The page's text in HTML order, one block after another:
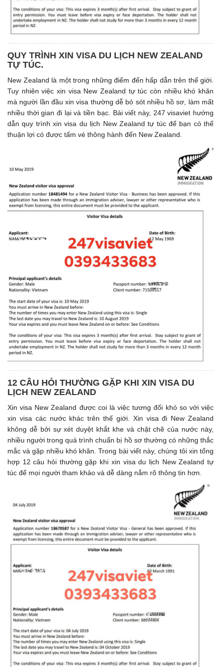
QUY TRÌNH XIN VISA DU LỊCH NEW ZEALAND
TỰ TÚC.
New Zealand là một trong những điểm đến hấp dẫn trên thế giới.
Tuy nhiên việc xin visa New Zealand tự túc còn nhiều khó khăn
mà người lần đầu xin visa thường dễ bỏ sót nhiều hồ sơ, làm mất
nhiều thời gian đi lại và tiền bạc. Bài viết này, 247 visaviet hướng
dẫn quy trình xin visa du lịch New Zealand tự túc để bạn có thể
thuận lợi có được tấm vé thông hành đến New Zealand.
12 CÂU HỎI THƯỜNG GẶP KHI XIN VISA DU
LỊCH NEW ZEALAND
Xin visa New Zealand được coi là việc tương đối khó so với việc
xin visa các nước khác trên thế giới. Xin visa đi New Zealand
không dễ bởi sự xét duyệt khắt khe và chặt chẽ của nước này,
nhiều người trong quá trình chuẩn bị hồ sơ thường có những thắc
mắc và gặp nhiều khó khăn. Trong bài viết này, chúng tôi xin tổng
hợp 12 câu hỏi thường gặp khi xin visa du lịch New Zealand tự
túc để mọi người tham khảo và dễ dàng nắm rõ thông tin hơn.